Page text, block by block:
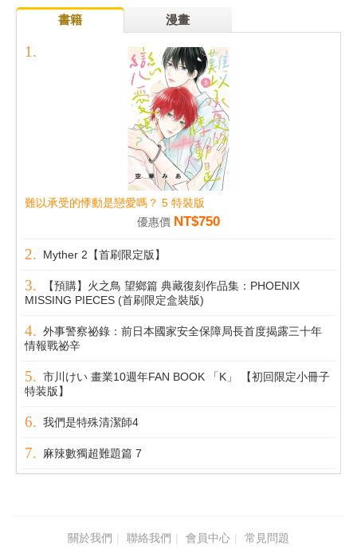
書籍 漫畫
難以承受的悸動是戀愛嗎？ 5 特裝版
優惠價 NT$750
Myther 2【首刷限定版】
【預購】火之鳥 望鄉篇 典藏復刻作品集：PHOENIX
MISSING PIECES (首刷限定盒裝版)
外事警察祕錄：前日本國家安全保障局長首度揭露三十年
情報戰祕辛
市川けい 畫業10週年FAN BOOK 「K」 【初回限定小冊子
特装版】
我們是特殊清潔師4
麻辣數獨超難題篇 7
關於我們 聯絡我們 會員中心 常見問題